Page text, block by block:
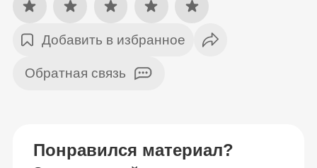
Добавить в избранное
Обратная связь
Понравился материал?